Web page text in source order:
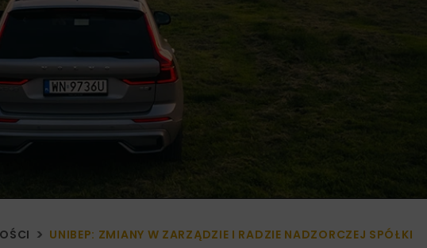
UNIBEP: ZMIANY W ZARZĄDZIE I RADZIE NADZORCZEJ SPÓŁKI